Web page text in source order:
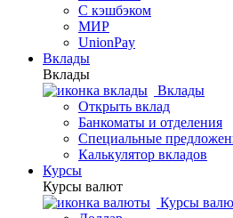
С кэшбэком
МИР
UnionPay
Вклады
Вклады
Вклады
Открыть вклад
Банкоматы и отделения
Специальные
Калькулятор вкладов
Курсы
Курсы валют
Курсы